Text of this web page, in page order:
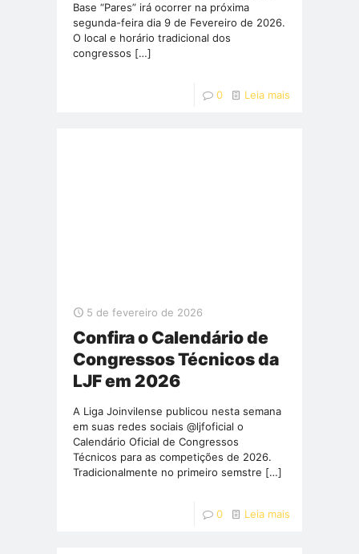
Base “Pares” irá ocorrer na próxima
segunda-feira dia 9 de Fevereiro de 2026.
O local e horário tradicional dos
congressos […]
0 Leia mais
5 de fevereiro de 2026
Confira o Calendário de
Congressos Técnicos da
LJF em 2026
A Liga Joinvilense publicou nesta semana
em suas redes sociais @ljfoficial o
Calendário Oficial de Congressos
Técnicos para as competições de 2026.
Tradicionalmente no primeiro semstre […]
0 Leia mais